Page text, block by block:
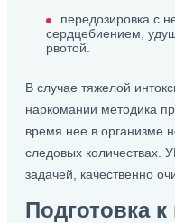
передозировка с
сердцебиением,
рвотой.
В случае тяжелой
наркомании методика
время нее в организме
следовых количествах.
задачей, качественно
Подготовка